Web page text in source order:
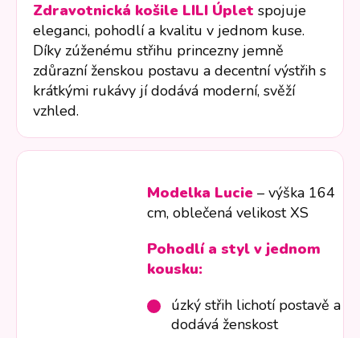
Zdravotnická košile LILI Úplet spojuje
eleganci, pohodlí a kvalitu v jednom kuse.
Díky zúženému střihu princezny jemně
zdůrazní ženskou postavu a decentní výstřih s
krátkými rukávy jí dodává moderní, svěží
vzhled.
Modelka Lucie – výška 164
cm, oblečená velikost XS
Pohodlí a styl v jednom
kousku:
úzký střih lichotí postavě a
dodává ženskost